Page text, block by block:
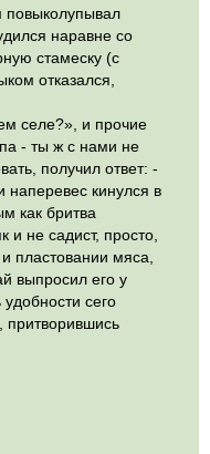
повыколупывал
наравне со
стамеску (с
отказался,
селе?», и прочие
- ты ж с нами не
получил ответ: -
кинулся в
как бритва
не садист, просто,
пластовании мяса,
выпросил его у
сего
притворившись